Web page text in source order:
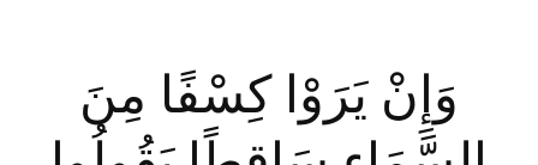
وَإِنْ يَرَوْا كِسْفًا مِنَ